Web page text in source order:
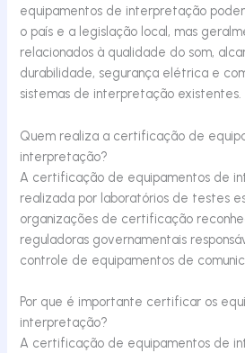
equipamentos de interpretação
o país e a legislação local, mas
relacionados à qualidade do som,
durabilidade, segurança elétrica e
sistemas de interpretação existentes.
Quem realiza a certificação de
interpretação?
A certificação de equipamentos de
realizada por laboratórios de testes
organizações de certificação
reguladoras governamentais
controle de equipamentos de
Por que é importante certificar os
interpretação?
A certificação de equipamentos de